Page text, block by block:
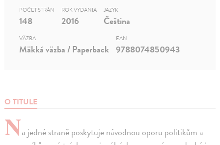
O TITULE
Na jedné straně poskytuje návodnou oporu politikům a
POČET STRÁN
148
ROK VYDANIA
2016
JAZYK
Čeština
VÄZBA
Mäkká väzba / Paperback
EAN
9788074850943